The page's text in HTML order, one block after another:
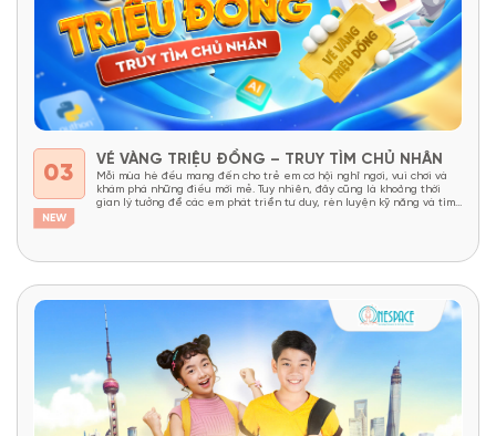
03
VÉ VÀNG TRIỆU ĐỒNG – TRUY TÌM CHỦ NHÂN
Mỗi mùa hè đều mang đến cho trẻ em cơ hội nghỉ ngơi, vui chơi và
khám phá những điều mới mẻ. Tuy nhiên, đây cũng là khoảng thời
gian lý tưởng để các em phát triển tư duy, rèn luyện kỹ năng và tìm